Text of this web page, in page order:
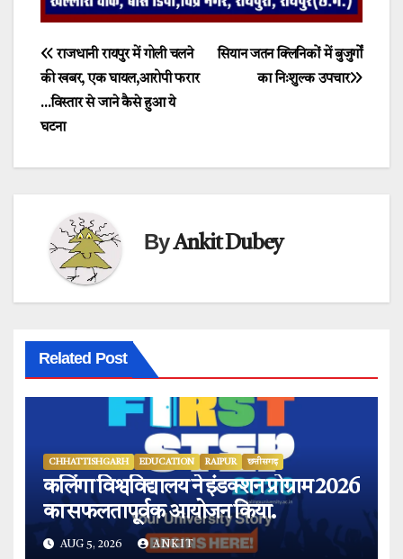
Post
navigation
सियान जतन क्लिनिकों में बुजुर्गों
का निःशुल्क उपचार
राजधानी रायपुर में गोली चलने
की खबर, एक घायल,आरोपी फरार
…विस्तार से जाने कैसे हुआ ये
घटना
ByAnkit Dubey
Related Post
CHHATTISHGARH EDUCATION RAIPUR छत्तीसगढ़
कलिंगा विश्वविद्यालय ने इंडक्शन प्रोग्राम 2026
का सफलतापूर्वक आयोजन किया.
AUG 5, 2026 ANKIT